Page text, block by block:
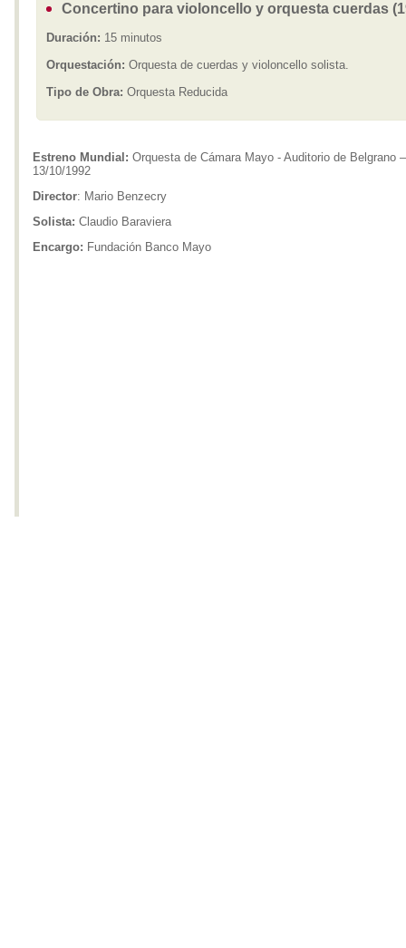
Concertino para violoncello y orquesta cuerdas
Duración: 15 minutos
Orquestación: Orquesta de cuerdas y violoncello solista.
Tipo de Obra: Orquesta Reducida
Estreno Mundial: Orquesta de Cámara Mayo - Auditorio de Belgrano
13/10/1992
Director: Mario Benzecry
Solista: Claudio Baraviera
Encargo: Fundación Banco Mayo